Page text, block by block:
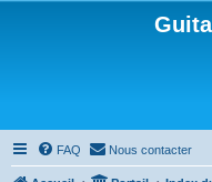
FAQ Nous contacter